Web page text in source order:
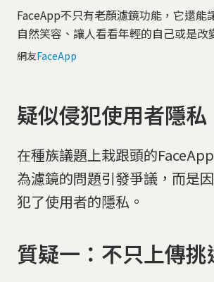
FaceApp不只有老顏濾鏡功能，它還能
自然笑容、讓人看看年輕的自己或是改
網友FaceApp
疑似侵犯使用者隱私
在種族議題上栽跟頭的
為濾鏡的問題引發爭議，而是
犯了使用者的隱私。
質疑一：不只上傳挑